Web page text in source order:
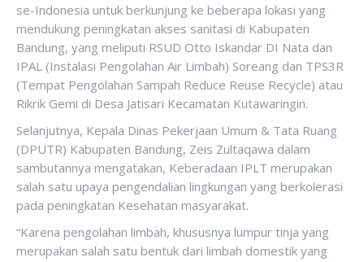
se-Indonesia untuk berkunjung ke beberapa lokasi yang
mendukung peningkatan akses sanitasi di Kabupaten
Bandung, yang meliputi RSUD Otto Iskandar DI Nata dan
IPAL (Instalasi Pengolahan Air Limbah) Soreang dan TPS3R
(Tempat Pengolahan Sampah Reduce Reuse Recycle) atau
Rikrik Gemi di Desa Jatisari Kecamatan Kutawaringin.
Selanjutnya, Kepala Dinas Pekerjaan Umum & Tata Ruang
(DPUTR) Kabupaten Bandung, Zeis Zultaqawa dalam
sambutannya mengatakan, Keberadaan IPLT merupakan
salah satu upaya pengendalian lingkungan yang berkolerasi
pada peningkatan Kesehatan masyarakat.
“Karena pengolahan limbah, khususnya lumpur tinja yang
merupakan salah satu bentuk dari limbah domestik yang